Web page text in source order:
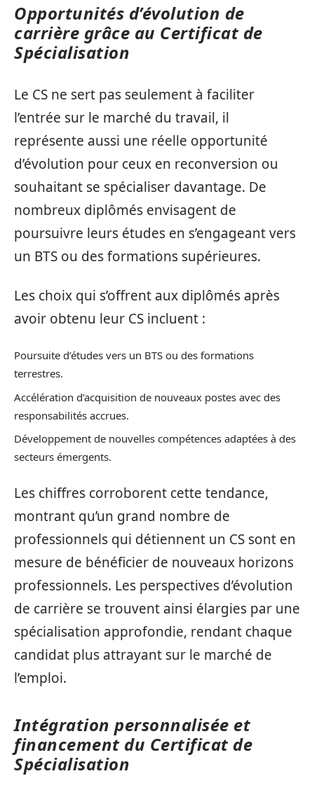
Opportunités d’évolution de
carrière grâce au Certificat de
Spécialisation
Le CS ne sert pas seulement à faciliter
l’entrée sur le marché du travail, il
représente aussi une réelle opportunité
d’évolution pour ceux en reconversion ou
souhaitant se spécialiser davantage. De
nombreux diplômés envisagent de
poursuivre leurs études en s’engageant vers
un BTS ou des formations supérieures.
Les choix qui s’offrent aux diplômés après
avoir obtenu leur CS incluent :
Poursuite d’études vers un BTS ou des formations
terrestres.
Accélération d’acquisition de nouveaux postes avec des
responsabilités accrues.
Développement de nouvelles compétences adaptées à des
secteurs émergents.
Les chiffres corroborent cette tendance,
montrant qu’un grand nombre de
professionnels qui détiennent un CS sont en
mesure de bénéficier de nouveaux horizons
professionnels. Les perspectives d’évolution
de carrière se trouvent ainsi élargies par une
spécialisation approfondie, rendant chaque
candidat plus attrayant sur le marché de
l’emploi.
Intégration personnalisée et
financement du Certificat de
Spécialisation